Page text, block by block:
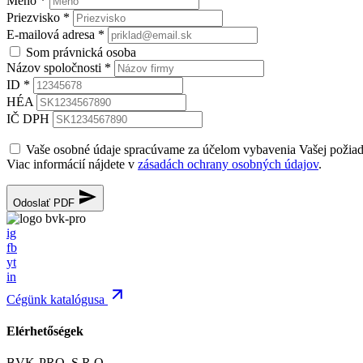
Priezvisko *
E-mailová adresa *
Som právnická osoba
Názov spoločnosti *
ID *
HÉA
IČ DPH
Vaše osobné údaje spracúvame za účelom vybavenia Vašej
Viac informácií nájdete v zásadách ochrany osobných údajov.
Odoslať PDF
ig
fb
yt
in
Cégünk katalógusa
Elérhetőségek